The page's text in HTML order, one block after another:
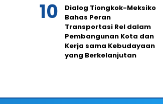
Dialog Tiongkok-Meksiko
Bahas Peran
Transportasi Rel dalam
Pembangunan Kota dan
Kerja sama Kebudayaan
yang Berkelanjutan